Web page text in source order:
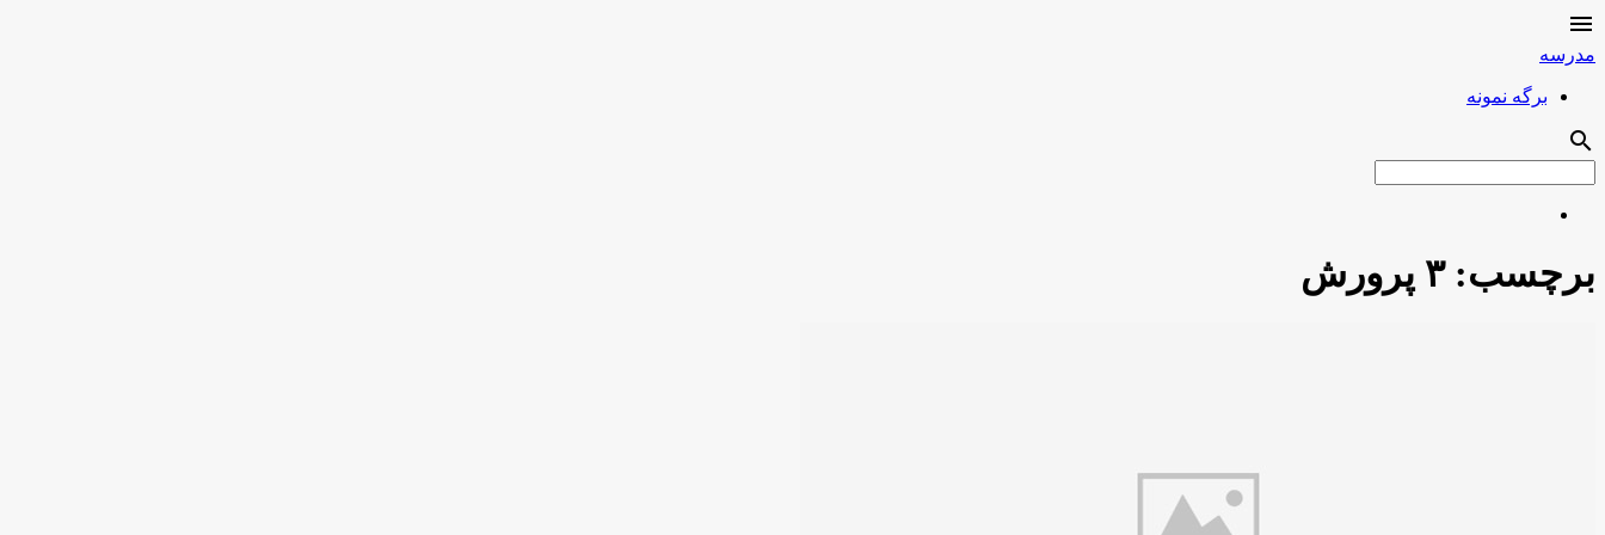

مدرسه
برگه نمونه
search
برچسب:۳ پرورش